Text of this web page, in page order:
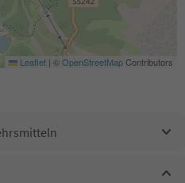
Leaflet | ©OpenStreetMapContributors